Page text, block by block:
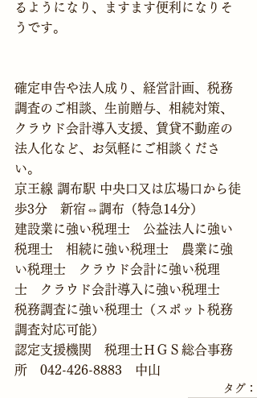
るようになり、ますます便利になりそ
うです。
確定申告や法人成り、経営計画、税務
調査のご相談、生前贈与、相続対策、
クラウド会計導入支援、賃貸不動産の
法人化など、お気軽にご相談くださ
い。
京王線 調布駅 中央口又は広場口から徒
歩3分　新宿⇔調布（特急14分）
建設業に強い税理士　公益法人に強い
税理士　相続に強い税理士　農業に強
い税理士　クラウド会計に強い税理
士　クラウド会計導入に強い税理士
税務調査に強い税理士（スポット税務
調査対応可能）
認定支援機関　税理士ＨＧＳ総合事務
所　042-426-8883　中山
タグ：